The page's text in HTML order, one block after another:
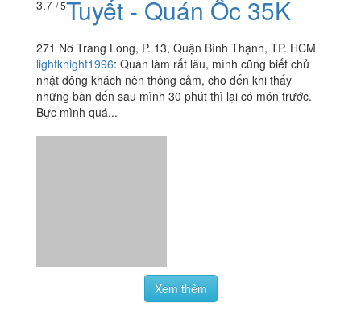
3.7/ 5Tuyết - Quán Ốc 35K
271 Nơ Trang Long, P. 13, Quận Bình Thạnh, TP. HCM